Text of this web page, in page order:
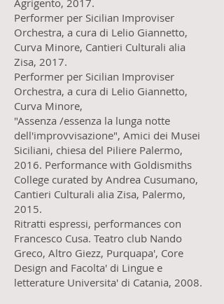
Agrigento, 2017.
Performer per Sicilian Improviser
Orchestra, a cura di Lelio Giannetto,
Curva Minore, Cantieri Culturali alia
Zisa, 2017.
Performer per Sicilian Improviser
Orchestra, a cura di Lelio Giannetto,
Curva Minore,
"Assenza /essenza la lunga notte
dell'improvvisazione", Amici dei Musei
Siciliani, chiesa del Piliere Palermo,
2016. Performance with Goldismiths
College curated by Andrea Cusumano,
Cantieri Culturali alia Zisa, Palermo,
2015.
Ritratti espressi, performances con
Francesco Cusa. Teatro club Nando
Greco, Altro Giezz, Purquapa', Core
Design and Facolta' di Lingue e
letterature Universita' di Catania, 2008.